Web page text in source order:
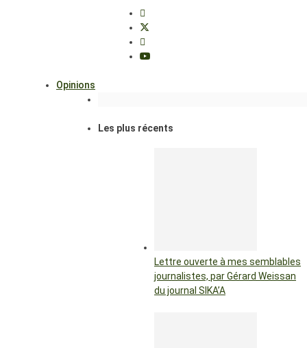
Opinions
Les plus récents
Lettre ouverte à mes semblables
journalistes, par Gérard Weissan
du journal SIKA’A